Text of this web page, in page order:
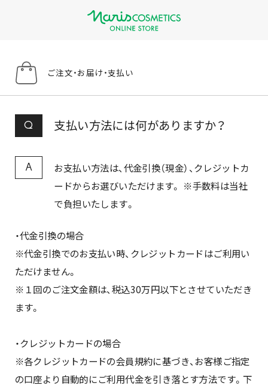
ご注文・お届け・支払い
Q 支払い方法には何がありますか？
A
お支払い方法は、代金引換（現金）、クレジットカ
ードからお選びいただけます。 ※手数料は当社
で負担いたします。
・代金引換の場合
※代金引換でのお支払い時、クレジットカードはご利用い
ただけません。
※１回のご注文金額は、税込30万円以下とさせていただき
ます。
・クレジットカードの場合
※各クレジットカードの会員規約に基づき、お客様ご指定
の口座より自動的にご利用代金を引き落とす方法です。下